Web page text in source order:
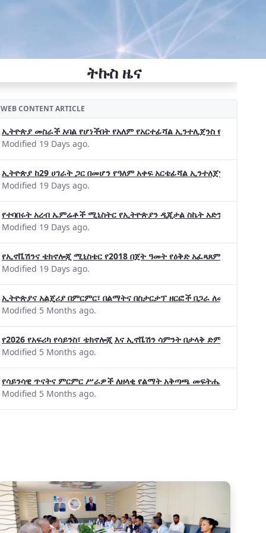
ትኩስ ዜና
WEB CONTENT ARTICLE
ኢትዮጵያ መስራች አባል የሆነችበት የአለም የአርተፊሻል ኢንተሊጀንስ የትብብር
Modified 19 Days ago.
ኢትዮጵያ ከ29 ሀገራት ጋር በመሆን የዓለም አቀፍ አርቴፊሻል ኢንተለጀንስ ትብብር
Modified 19 Days ago.
የተባበሩት አረብ ኤምሬቶች ሚኒስትር የኢትዮጵያን ዲጂታል ስኬት አድንቀዋል
Modified 19 Days ago.
የኢኖቬሽንና ቴክኖሎጂ ሚኒስቴር የ2018 በጀት ዓመት የዕቅድ አፈጻጸምና የቀጣይ
Modified 19 Days ago.
ኢትዮጵያና አልጄሪያ በምርምር፣ በልማትና በስታርታፕ ዘርፎች በጋራ ለመስራት መከሩ፡፡
Modified 5 Months ago.
የ2026 የአፍሪካ የሳይንስ፣ ቴክኖሎጂ እና ኢኖቬሽን ሳምንት በታላቅ ድምቀት
Modified 5 Months ago.
የሳይንሳዊ ጥናትና ምርምር ሥራዎች ለዘላቂ የልማት አቅጣጫ መፍትሔ ጠቋሚ
Modified 5 Months ago.